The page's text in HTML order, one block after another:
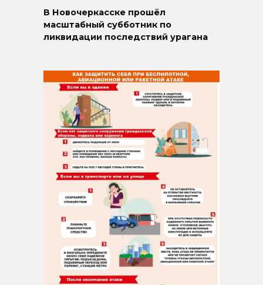
В Новочеркасске прошёл
масштабный субботник по
ликвидации последствий урагана